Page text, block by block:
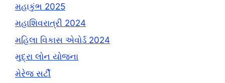
મહાકુંભ 2025
મહાશિવરાત્રી 2024
મહિલા વિકાસ એવોર્ડ 2024
મુદ્રા લોન યોજના
મેરેજ સર્ટી